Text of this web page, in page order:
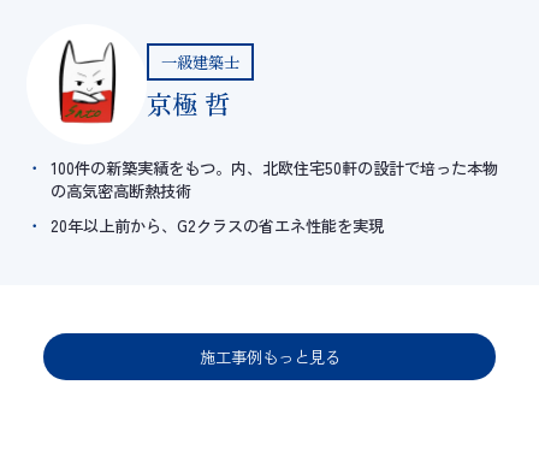
一級建築士
京極 哲
100件の新築実績をもつ。内、北欧住宅50軒の設計で培った本物
の高気密高断熱技術
20年以上前から、G2クラスの省エネ性能を実現
施工事例もっと見る